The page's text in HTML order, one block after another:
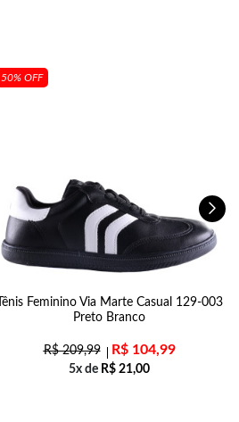
50% OFF
Tênis Feminino Via Marte Casual 129-003
Preto Branco
R$209,99 R$104,99
5x de R$ 21,00